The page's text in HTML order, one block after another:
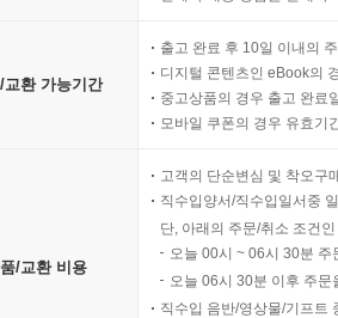
교환 가능기간
출고 완료 후 10일 이내의
디지털 콘텐츠인 eBook의
중고상품의 경우 출고 완료
모바일 쿠폰의 경우 유효기
/교환 비용
고객의 단순변심 및 착오구
직수입양서/직수입일서중
단, 아래의 주문/취소 조건
오늘 00시 ~ 06시 30분
오늘 06시 30분 이후 주
직수입 음반/영상물/기프트